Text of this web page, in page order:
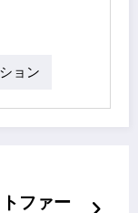
ョン
ファー